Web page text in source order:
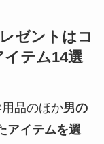
ゼントはコ
イテム14選
品のほか男の
アイテムを選